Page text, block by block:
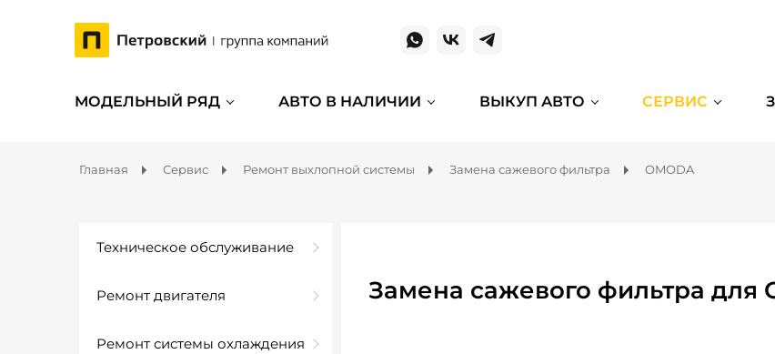
МОДЕЛЬНЫЙ РЯД АВТО В НАЛИЧИИ ВЫКУП АВТО СЕРВИС
Главная Сервис Ремонт выхлопной системы Замена сажевого фильтра OMODA
Техническое обслуживание
Ремонт двигателя
Ремонт системы охлаждения
Замена сажевого фильтра для